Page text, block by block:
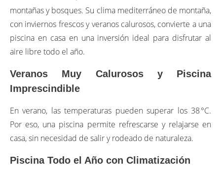
montañas y bosques. Su clima mediterráneo de montaña,
con inviernos frescos y veranos calurosos, convierte a una
piscina en casa en una inversión ideal para disfrutar al
aire libre todo el año.
Veranos Muy Calurosos y Piscina
Imprescindible
En verano, las temperaturas pueden superar los 38 °C.
Por eso, una piscina permite refrescarse y relajarse en
casa, sin necesidad de salir y rodeado de naturaleza.
Piscina Todo el Año con Climatización